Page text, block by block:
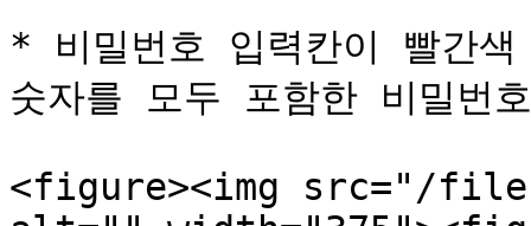
* 비밀번호 입력칸이 빨간
숫자를 모두 포함한 비밀번
<figure><img src="/files/